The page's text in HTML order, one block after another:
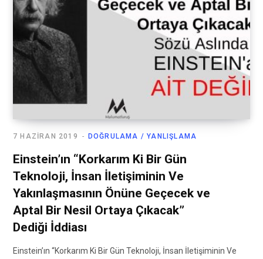
DOĞRULAMA / YANLIŞLAMA
7 HAZIRAN 2019
Einstein’ın “Korkarım Ki Bir Gün
Teknoloji, İnsan İletişiminin Ve
Yakınlaşmasının Önüne Geçecek ve
Aptal Bir Nesil Ortaya Çıkacak”
Dediği İddiası
Einstein’ın “Korkarım Ki Bir Gün Teknoloji, İnsan İletişiminin Ve